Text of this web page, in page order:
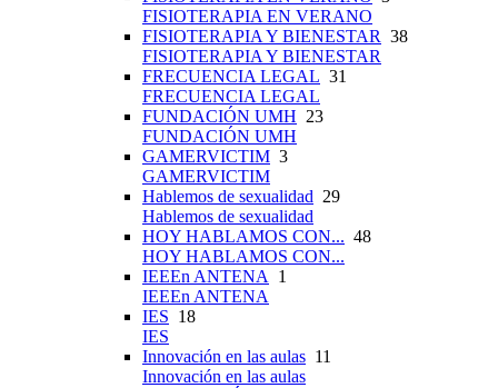
FISIOTERAPIA EN VERANO
FISIOTERAPIA Y BIENESTAR 38
FISIOTERAPIA Y BIENESTAR
FRECUENCIA LEGAL 31
FRECUENCIA LEGAL
FUNDACIÓN UMH 23
FUNDACIÓN UMH
GAMERVICTIM 3
GAMERVICTIM
Hablemos de sexualidad 29
Hablemos de sexualidad
HOY HABLAMOS CON... 48
HOY HABLAMOS CON...
IEEEn ANTENA
1
IEEEn ANTENA
IES 18
IES
Innovación en las aulas 11
Innovación en las aulas